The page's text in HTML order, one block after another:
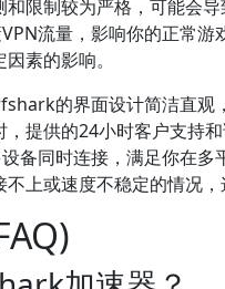
和限制较为严格，可能会
VPN流量，影响你的正常
素的影响。
的界面设计简洁直观
提供的24小时客户支持
备同时连接，满足你在多
上或速度不稳定的情况